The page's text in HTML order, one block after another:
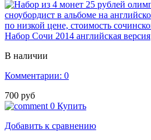
Набор Сочи 2014 английская версия
В наличии
Комментарии: 0
700 руб
0 Купить
Добавить к сравнению